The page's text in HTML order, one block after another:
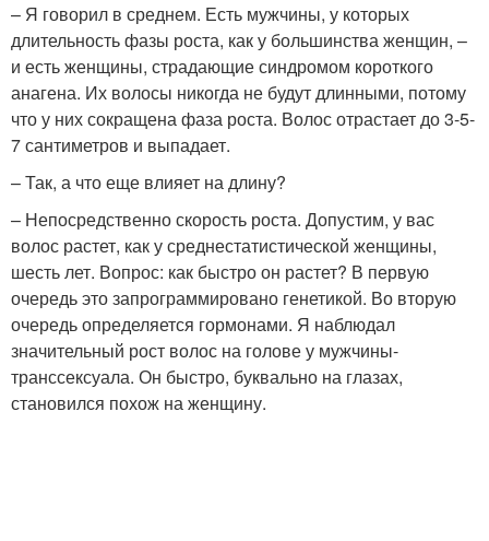
– Я говорил в среднем. Есть мужчины, у которых
длительность фазы роста, как у большинства женщин, –
и есть женщины, страдающие синдромом короткого
анагена. Их волосы никогда не будут длинными, потому
что у них сокращена фаза роста. Волос отрастает до 3-5-
7 сантиметров и выпадает.
– Так, а что еще влияет на длину?
– Непосредственно скорость роста. Допустим, у вас
волос растет, как у среднестатистической женщины,
шесть лет. Вопрос: как быстро он растет? В первую
очередь это запрограммировано генетикой. Во вторую
очередь определяется гормонами. Я наблюдал
значительный рост волос на голове у мужчины-
транссексуала. Он быстро, буквально на глазах,
становился похож на женщину.